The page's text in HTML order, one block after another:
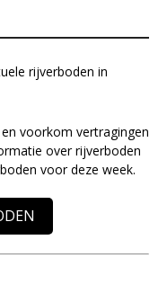
rijverboden in
voorkom vertragingen
over rijverboden
voor deze week.